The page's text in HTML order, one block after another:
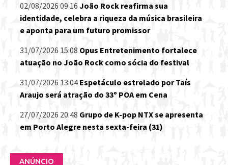
02/08/2026 09:16 João Rock reafirma sua
identidade, celebra a riqueza da música brasileira
e aponta para um futuro promissor
31/07/2026 15:08 Opus Entretenimento fortalece
atuação no João Rock como sócia do festival
31/07/2026 13:04 Espetáculo estrelado por Taís
Araujo será atração do 33º POA em Cena
27/07/2026 20:48 Grupo de K-pop NTX se apresenta
em Porto Alegre nesta sexta-feira (31)
ANÚNCIO